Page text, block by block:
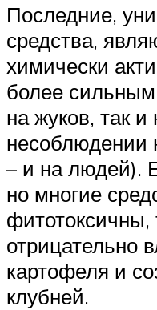
Последние,
средства,
химически
более сильным
на жуков, так
несоблюдении
– и на людей).
но многие
фитотоксичны,
отрицательно
картофеля и
клубней.